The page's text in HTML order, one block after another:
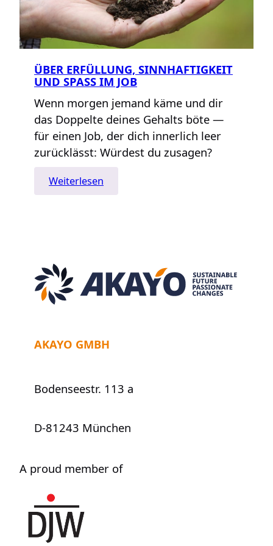
ÜBER ERFÜLLUNG, SINNHAFTIGKEIT
UND SPASS IM JOB
Wenn morgen jemand käme und dir
das Doppelte deines Gehalts böte —
für einen Job, der dich innerlich leer
zurücklässt: Würdest du zusagen?
Weiterlesen
Über
Job
AKAYO GMBH
Bodenseestr. 113 a
D-81243 München
A proud member of